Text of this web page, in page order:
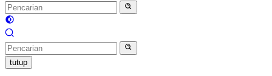
tutup